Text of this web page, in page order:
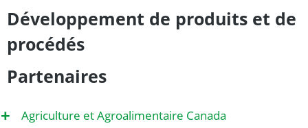
Développement de produits et de
procédés
Partenaires
+ Agriculture et Agroalimentaire Canada